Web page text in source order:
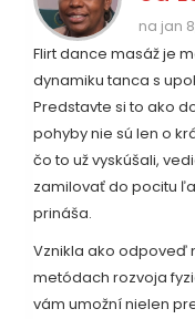
na jan
Flirt dance masáž je
dynamiku tanca s
Predstavte si to ako
pohyby nie sú len o
čo to už vyskúšali,
zamilovať do pocitu
prináša.
Vznikla ako odpoveď
metódach rozvoja
vám umožní nielen